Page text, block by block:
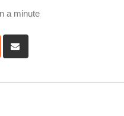
a minute
Reddit
via